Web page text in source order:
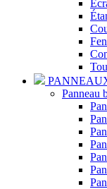
Panneau